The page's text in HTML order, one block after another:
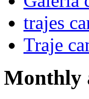
trajes
Traje
Monthly